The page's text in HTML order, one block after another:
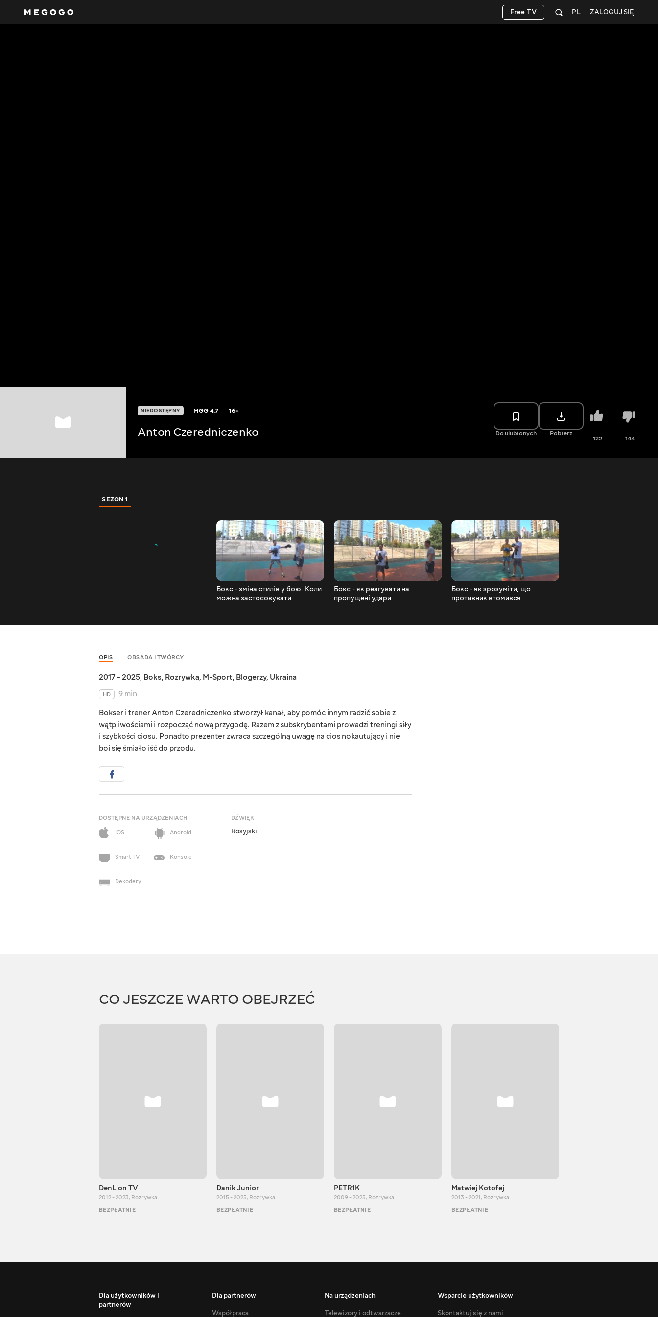
ZALOGUJ SIĘ
PL
Free TV
NIEDOSTĘPNY MGG4.7 16+
Anton Czeredniczenko Do ulubionych Pobierz
122 144
SEZON 1
Бокс - зміна стилів у бою. Коли
можна застосовувати
Бокс - як реагувати на
пропущені удари
Бокс - як зрозуміти, що
противник втомився
OPIS OBSADA I TWÓRCY
2017 - 2025, Boks, Rozrywka, M-Sport, Blogerzy, Ukraina
HD
9 min
Bokser i trener Anton Czeredniczenko stworzył kanał, aby pomóc innym radzić sobie z
wątpliwościami i rozpocząć nową przygodę. Razem z subskrybentami prowadzi treningi siły
i szybkości ciosu. Ponadto prezenter zwraca szczególną uwagę na cios nokautujący i nie
boi się śmiało iść do przodu.
DOSTĘPNE NA URZĄDZENIACH
iOS
Android
Smart TV Konsole
Dekodery
DŹWIĘK
Rosyjski
CO JESZCZE WARTO OBEJRZEĆ
DenLion TV
2012 - 2023, Rozrywka
BEZPŁATNIE
Danik Junior
2015 - 2025, Rozrywka
BEZPŁATNIE
PETR1K
2009 - 2025, Rozrywka
BEZPŁATNIE
Matwiej Kotofej
2013 - 2021, Rozrywka
BEZPŁATNIE
Dla użytkowników i
partnerów
Dla partnerów
Współpraca
Na urządzeniach
Telewizory i odtwarzacze
Wsparcie użytkowników
Skontaktuj się z nami